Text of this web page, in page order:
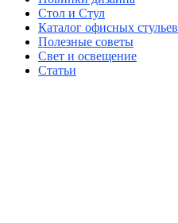
Стол и Стул
Каталог офисных стульев
Полезные советы
Свет и освещение
Статьи